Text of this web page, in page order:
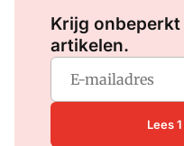
Krijg
artikelen.
Lees